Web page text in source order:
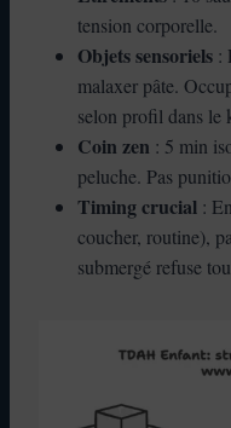
tension corporelle.
Objets sensoriels :
malaxer pâte.
selon profil dans le
Coin zen : 5 min
peluche. Pas
Timing crucial :
coucher, routine),
submergé refuse